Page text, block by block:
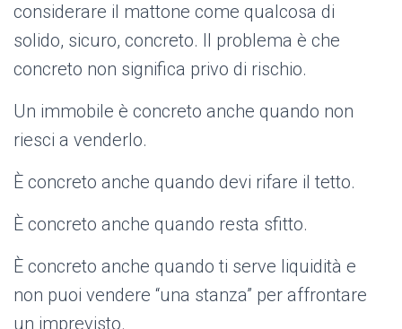
considerare il mattone come qualcosa di
solido, sicuro, concreto. Il problema è che
concreto non significa privo di rischio.
Un immobile è concreto anche quando non
riesci a venderlo.
È concreto anche quando devi rifare il tetto.
È concreto anche quando resta sfitto.
È concreto anche quando ti serve liquidità e
non puoi vendere “una stanza” per affrontare
un imprevisto.